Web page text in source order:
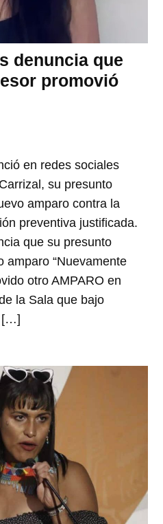
denuncia que
promovió
en redes sociales
su presunto
amparo contra la
preventiva justificada.
que su presunto
amparo “Nuevamente
otro AMPARO en
la Sala que bajo
[…]